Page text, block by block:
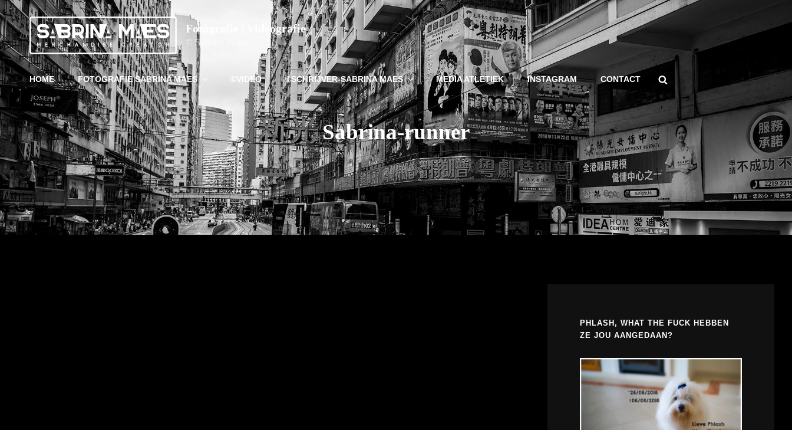
Fotografie | Videografie
© Sabrina Maes
HOME FOTOGRAFIE SABRINA MAES ©VIDEO ©SCHRIJVER-SABRINA MAES MEDIA ATLETIEK INSTAGRAM CONTACT Search
Sabrina-runner
PHLASH, WHAT THE FUCK HEBBEN
ZE JOU AANGEDAAN?